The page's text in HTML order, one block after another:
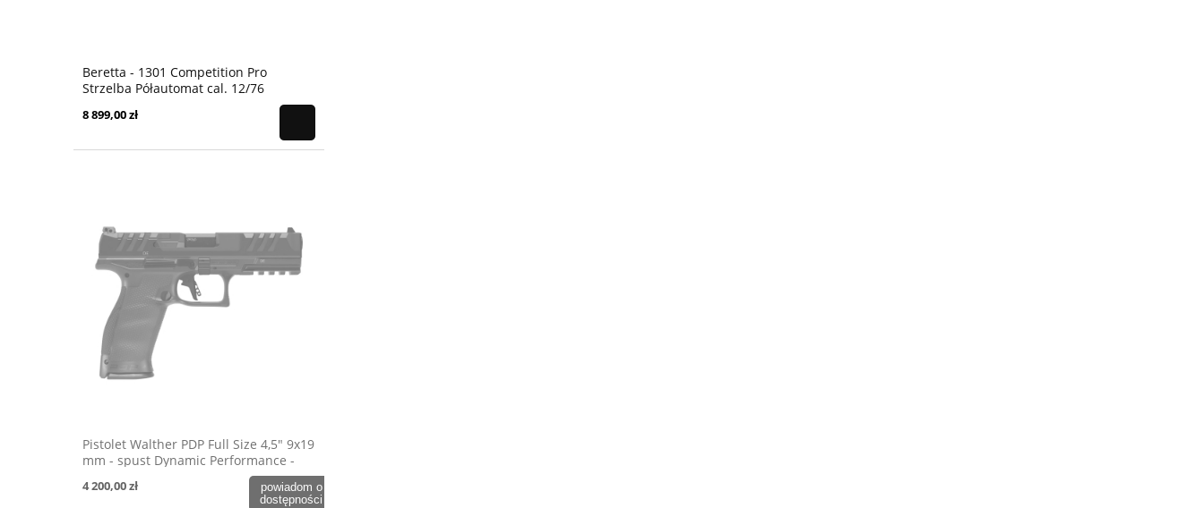
Beretta - 1301 Competition Pro
Strzelba Półautomat cal. 12/76
8 899,00 zł
Pistolet Walther PDP Full Size 4,5" 9x19
mm - spust Dynamic Performance -
4 200,00 zł
powiadom o
dostępności